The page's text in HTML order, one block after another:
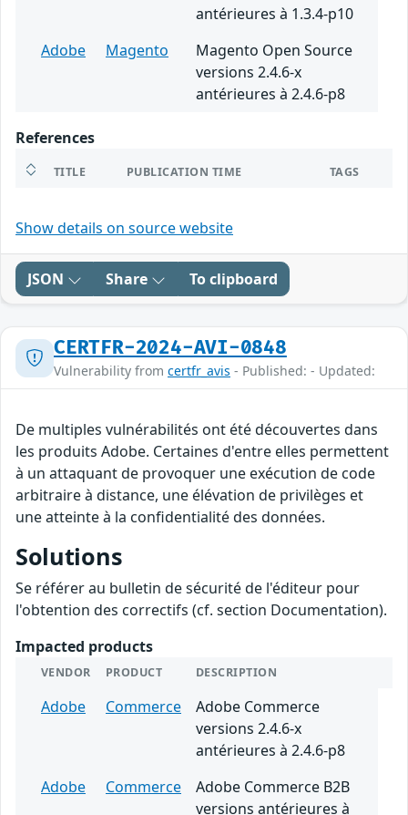
antérieures à 1.3.4-p10
Adobe
Magento
Magento Open Source
versions 2.4.6-x
antérieures à 2.4.6-p8
References
TITLE PUBLICATION TIME TAGS
Show details on source website
JSON Share To clipboard
CERTFR-2024-AVI-0848
Vulnerability from certfr_avis - Published: - Updated:
De multiples vulnérabilités ont été découvertes dans
les produits Adobe. Certaines d'entre elles permettent
à un attaquant de provoquer une exécution de code
arbitraire à distance, une élévation de privilèges et
une atteinte à la confidentialité des données.
Solutions
Se référer au bulletin de sécurité de l'éditeur pour
l'obtention des correctifs (cf. section Documentation).
Impacted products
VENDOR PRODUCT DESCRIPTION
Adobe Commerce
Adobe Commerce
versions 2.4.6-x
antérieures à 2.4.6-p8
Adobe
Commerce
Adobe Commerce B2B
versions antérieures à